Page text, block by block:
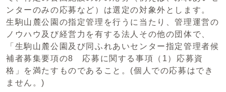
ンターのみの応募など）は選定の対象外とします。
生駒山麓公園の指定管理を行うに当たり、管理運営の
ノウハウ及び経営力を有する法人その他の団体で、
「生駒山麓公園及び同ふれあいセンター指定管理者候
補者募集要項の8 応募に関する事項（1）応募資
格」を満たすものであること。(個人での応募はでき
ません。)